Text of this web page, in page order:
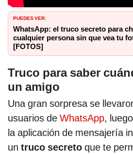
PUEDES VER:
WhatsApp: el truco secreto para
cualquier persona sin que vea tu
[FOTOS]
Truco para saber
un amigo
Una gran sorpresa se
usuarios de WhatsApp,
la aplicación de mensajería
un truco secreto que te